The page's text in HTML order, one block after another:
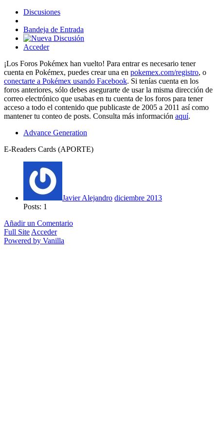
Discusiones
Bandeja de Entrada
Acceder
¡Los Foros Pokémex han vuelto! Para entrar es necesario tener
cuenta en Pokémex, puedes crear una en pokemex.com/registro, o
conectarte a Pokémex usando Facebook. Si tenías cuenta en los
foros anteriores, sólo debes asegurarte de usar la misma dirección de
correo electrónico que usabas en tu cuenta de los foros para tener
acceso a todo el contenido que publicaste de 2005 a 2011 así como
mantener tu conteo de posts. Consulta más información aquí.
Advance Generation
E-Readers Cards (APORTE)
Javier Alejandro diciembre 2013
Posts: 1
Añadir un Comentario
Full Site Acceder
Powered by Vanilla